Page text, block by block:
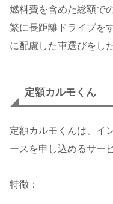
燃料費を含めた総額で
繁に長距離ドライブを
に配慮した車選びをし
定額カルモくん
定額カルモくんは、イ
ースを申し込めるサー
特徴：